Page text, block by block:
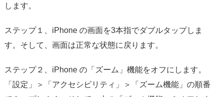
します。
ステップ１、iPhone の画面を3本指でダブルタップしま
す。そして、画面は正常な状態に戻ります。
ステップ２、iPhone の「ズーム」機能をオフにします。
「設定」＞「アクセシビリティ」＞「ズーム機能」の順番